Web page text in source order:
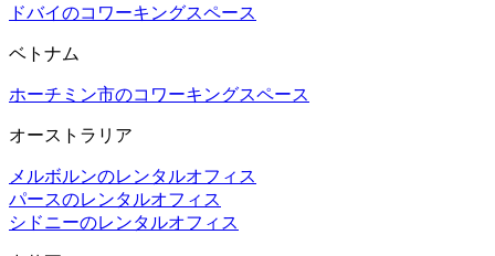
ドバイのコワーキングスペース
ベトナム
ホーチミン市のコワーキングスペース
オーストラリア
メルボルンのレンタルオフィス
パースのレンタルオフィス
シドニーのレンタルオフィス